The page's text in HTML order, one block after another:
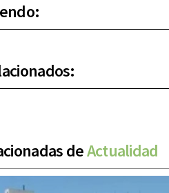
deActualidad